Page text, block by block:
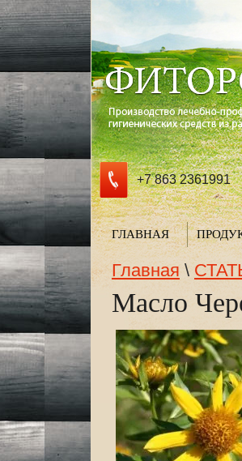
+7 863 2361991
ГЛАВНАЯ
Главная \
Масло